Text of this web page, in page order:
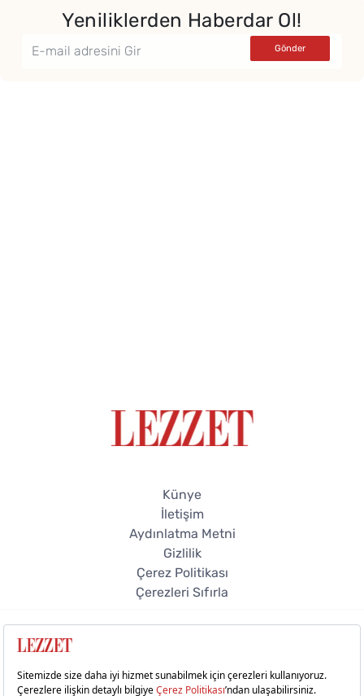
Yeniliklerden Haberdar Ol!
Künye
İletişim
Aydınlatma Metni
Gizlilik
Çerez Politikası
Çerezleri Sıfırla